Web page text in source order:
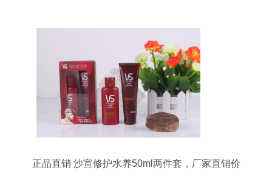
正品直销 沙宣修护水养50ml两件套，厂家直销价